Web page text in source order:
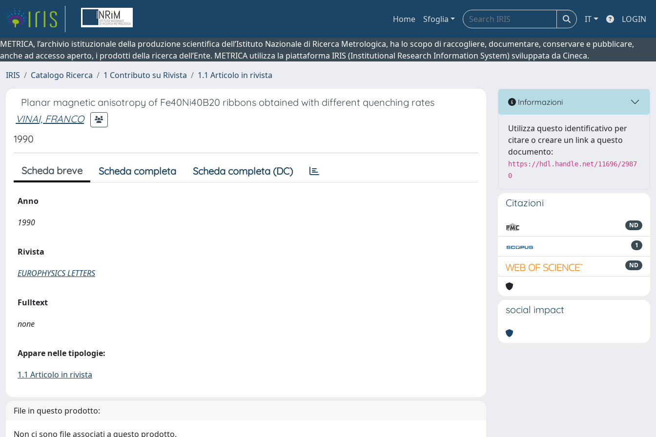
Home Sfoglia IT LOGIN
METRICA, l’archivio istituzionale della produzione scientifica dell’Istituto Nazionale di Ricerca Metrologica, ha lo scopo di raccogliere, documentare, conservare e pubblicare,
anche ad accesso aperto, i prodotti della ricerca dell’Ente. METRICA utilizza la piattaforma IRIS (Institutional Research Information System) sviluppata da Cineca.
IRIS
Catalogo Ricerca 1 Contributo su Rivista 1.1 Articolo in rivista
Planar magnetic anisotropy of Fe40Ni40B20 ribbons obtained with different quenching rates
VINAI, FRANCO
1990
Scheda breve Scheda completa Scheda completa (DC)
Anno
1990
Rivista
EUROPHYSICS LETTERS
Fulltext
none
Appare nelle tipologie:
1.1 Articolo in rivista
File in questo prodotto:
Non ci sono file associati a questo prodotto.
Informazioni
Utilizza questo identificativo per
citare o creare un link a questo
documento:
https://hdl.handle.net/11696/2987
0
Citazioni
ND
1
ND
social impact